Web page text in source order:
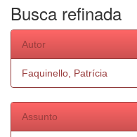
Busca refinada
Autor
Faquinello, Patrícia
Assunto